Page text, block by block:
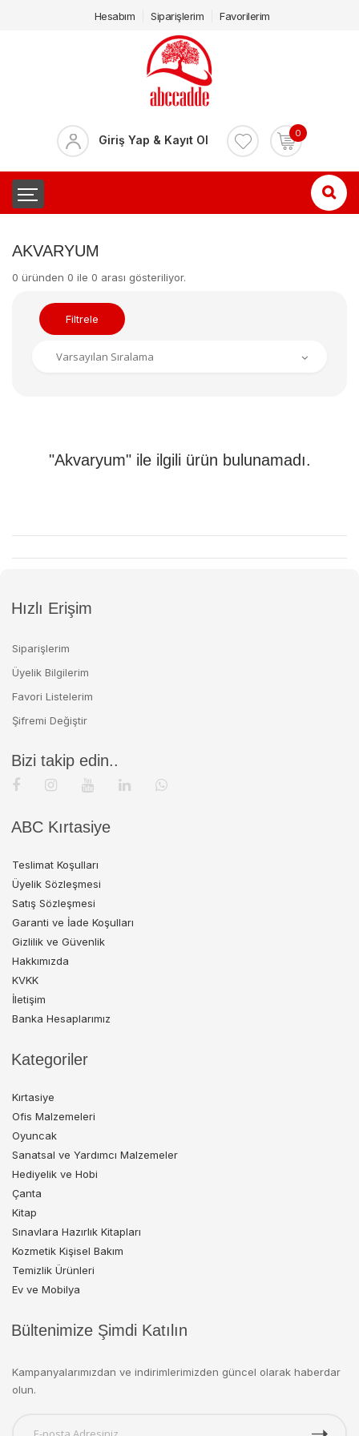
Hesabım Siparişlerim Favorilerim
Giriş Yap & Kayıt Ol 0
AKVARYUM
0 üründen 0 ile 0 arası gösteriliyor.
Filtrele
"Akvaryum" ile ilgili ürün bulunamadı.
Hızlı Erişim
Siparişlerim
Üyelik Bilgilerim
Favori Listelerim
Şifremi Değiştir
Bizi takip edin..
ABC Kırtasiye
Teslimat Koşulları
Üyelik Sözleşmesi
Satış Sözleşmesi
Garanti ve İade Koşulları
Gizlilik ve Güvenlik
Hakkımızda
KVKK
İletişim
Banka Hesaplarımız
Kategoriler
Kırtasiye
Ofis Malzemeleri
Oyuncak
Sanatsal ve Yardımcı Malzemeler
Hediyelik ve Hobi
Çanta
Kitap
Sınavlara Hazırlık Kitapları
Kozmetik Kişisel Bakım
Temizlik Ürünleri
Ev ve Mobilya
Bültenimize Şimdi Katılın
Kampanyalarımızdan ve indirimlerimizden güncel olarak haberdar
olun.